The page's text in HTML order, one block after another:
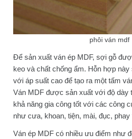
phôi ván mdf
Để sản xuất ván ép MDF, sợi gỗ
keo và chất chống ẩm. Hỗn hợp
với áp suất cao để tạo ra một tấm
Ván MDF được sản xuất với độ dày
khả năng gia công tốt với các công
như cưa, khoan, tiện, mài, đục, phay
Ván ép MDF có nhiều ưu điểm như